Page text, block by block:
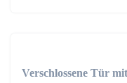
Verschlossene Tür